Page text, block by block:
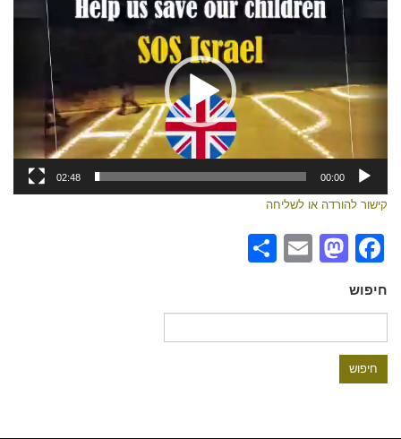
00:00
02:48
קישור להורדה או לשליחה
Facebook
Mastodon
Email
חיפוש